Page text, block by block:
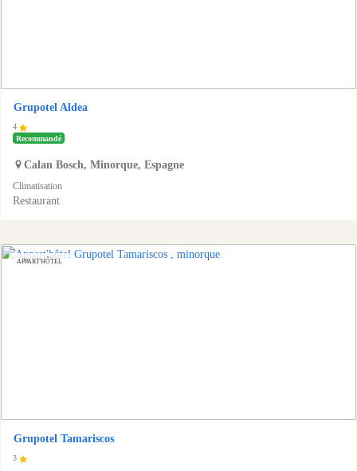
Grupotel Aldea
4
Recommandé
Calan Bosch, Minorque, Espagne
Climatisation
Restaurant
APPART'HÔTEL
Grupotel Tamariscos
3